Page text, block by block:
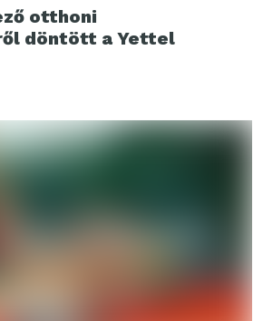
otthoni
döntött a Yettel